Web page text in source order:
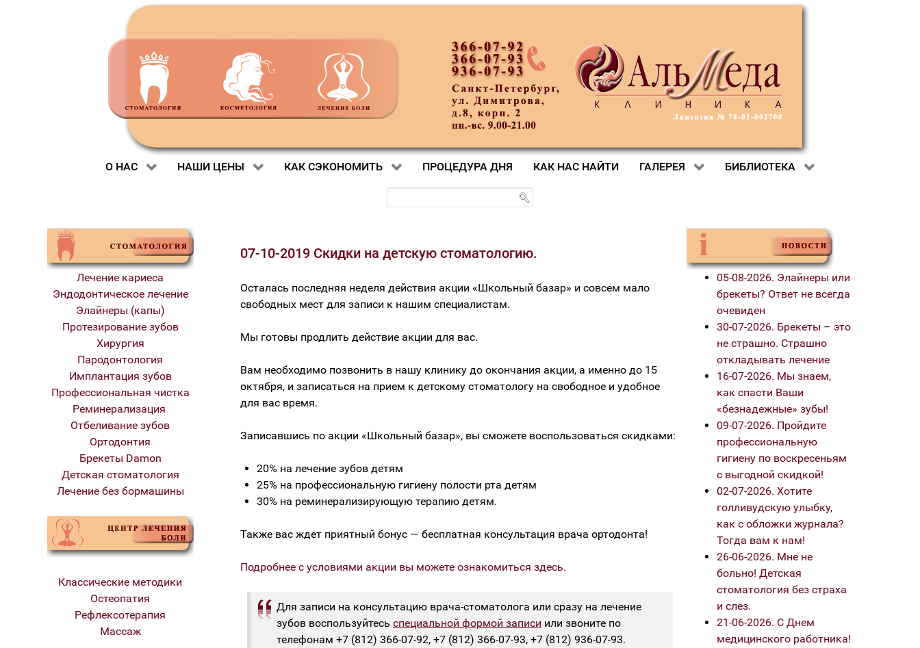
О НАС НАШИ ЦЕНЫ КАК СЭКОНОМИТЬ ПРОЦЕДУРА ДНЯ КАК НАС НАЙТИ ГАЛЕРЕЯ БИБЛИОТЕКА
Лечение кариеса
Эндодонтическое лечение
Элайнеры (капы)
Протезирование зубов
Хирургия
Пародонтология
Имплантация зубов
Профессиональная чистка
Реминерализация
Отбеливание зубов
Ортодонтия
Брекеты Damon
Детская стоматология
Лечение без бормашины
Классические методики
Остеопатия
Рефлексотерапия
Массаж
07-10-2019 Скидки на детскую стоматологию.
Осталась последняя неделя действия акции «Школьный базар» и совсем мало
свободных мест для записи к нашим специалистам.
Мы готовы продлить действие акции для вас.
Вам необходимо позвонить в нашу клинику до окончания акции, а именно до 15
октября, и записаться на прием к детскому стоматологу на свободное и удобное
для вас время.
Записавшись по акции «Школьный базар», вы сможете воспользоваться скидками:
20% на лечение зубов детям
25% на профессиональную гигиену полости рта детям
30% на реминерализирующую терапию детям.
Также вас ждет приятный бонус — бесплатная консультация врача ортодонта!
Подробнее с условиями акции вы можете ознакомиться здесь.
Для записи на консультацию врача-стоматолога или сразу на лечение
зубов воспользуйтесь специальной формой записи или звоните по
телефонам +7 (812) 366-07-92, +7 (812) 366-07-93, +7 (812) 936-07-93.
05-08-2026. Элайнеры или
брекеты? Ответ не всегда
очевиден
30-07-2026. Брекеты – это
не страшно. Страшно
откладывать лечение
16-07-2026. Мы знаем,
как спасти Ваши
«безнадежные» зубы!
09-07-2026. Пройдите
профессиональную
гигиену по воскресеньям
с выгодной скидкой!
02-07-2026. Хотите
голливудскую улыбку,
как с обложки журнала?
Тогда вам к нам!
26-06-2026. Мне не
больно! Детская
стоматология без страха
и слез.
21-06-2026. С Днем
медицинского работника!